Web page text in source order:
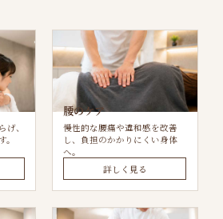
、
腰のケア
慢性的な腰痛や違和感を改善
し、負担のかかりにくい身体
へ。
詳しく見る